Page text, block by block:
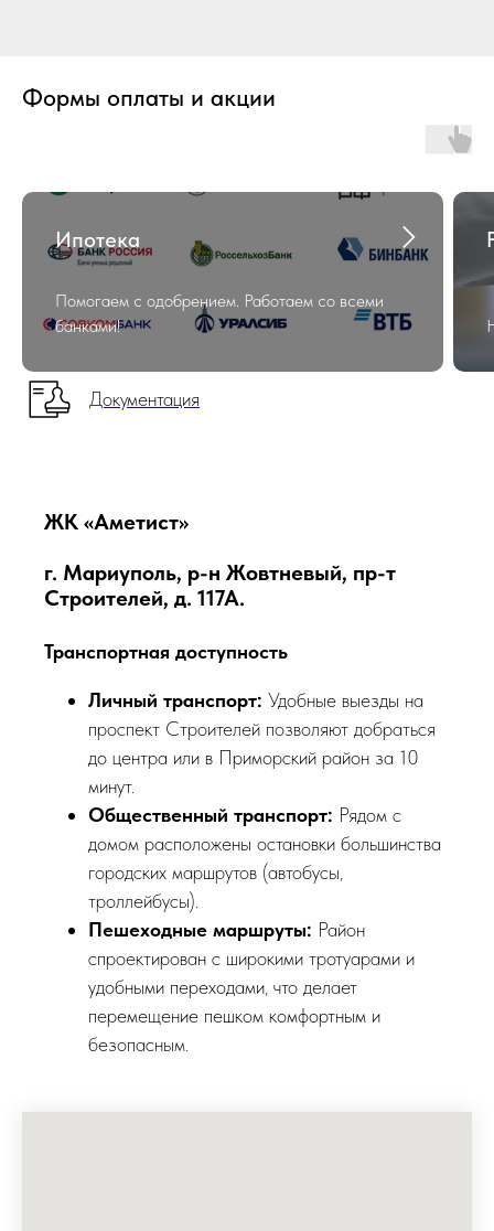
Формы оплаты и акции
Ипотека
Помогаем с одобрением. Работаем со всеми
банками!
Документация
ЖК «Аметист»
г. Мариуполь, р-н Жовтневый, пр-т
Строителей, д. 117А.
Транспортная доступность
Личный транспорт: Удобные выезды на
проспект Строителей позволяют добраться
до центра или в Приморский район за 10
минут.
Общественный транспорт: Рядом с
домом расположены остановки большинства
городских маршрутов (автобусы,
троллейбусы).
Пешеходные маршруты: Район
спроектирован с широкими тротуарами и
удобными переходами, что делает
перемещение пешком комфортным и
безопасным.